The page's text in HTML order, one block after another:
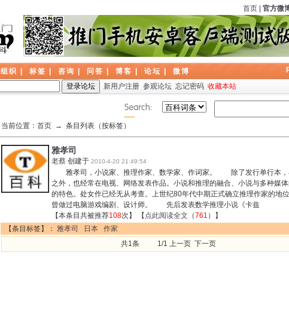
首页 官方微
组织 标签 咨询 问答 博客 论坛 微博
新用户注册 参观论坛 忘记密码 收藏本站
当前位置： 首页 → 条目列表（按标签）
雅孝司
老蔡 创建于 2010-4-20 21:49:54
雅孝司，小说家、推理作家、数学家、作词家。 除了发行单行本，
之外，也经常在电视、网络发表作品。小说和推理的融合、小说与多种媒
的特色。处女作已经无从考查。上世纪80年代中期正式确立推理作家的地
曾做过电脑游戏编剧、设计师。 先后发表数学推理小说《卡兹
【本条目共被推荐108次】 【 点此阅读全文 （761 ）】
【条目标签】： 雅孝司 日本
作家
共1条 1/1 上一页 下一页